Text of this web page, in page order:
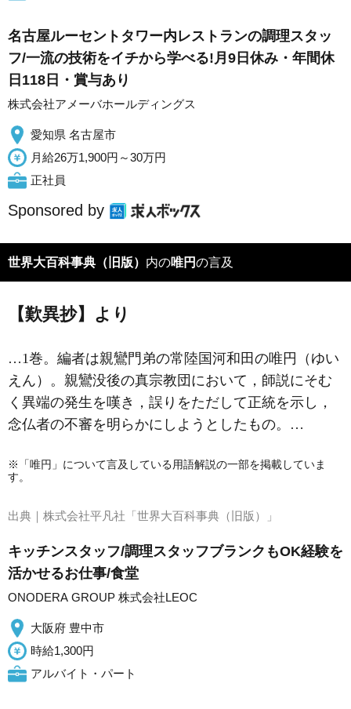
名古屋ルーセントタワー内レストランの調理スタッ
フ/一流の技術をイチから学べる!月9日休み・年間休
日118日・賞与あり
株式会社アメーバホールディングス
愛知県 名古屋市
月給26万1,900円～30万円
正社員
Sponsored by
世界大百科事典（旧版） 内の唯円の言及
【歎異抄】より
…1巻。編者は親鸞門弟の常陸国河和田の唯円（ゆい
えん）。親鸞没後の真宗教団において，師説にそむ
く異端の発生を嘆き，誤りをただして正統を示し，
念仏者の不審を明らかにしようとしたもの。…
※「唯円」について言及している用語解説の一部を掲載していま
す。
出典｜ 株式会社平凡社「世界大百科事典（旧版）」
キッチンスタッフ/調理スタッフブランクもOK経験を
活かせるお仕事/食堂
ONODERA GROUP 株式会社LEOC
大阪府 豊中市
時給1,300円
アルバイト・パート